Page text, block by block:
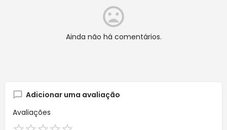
Ainda não há comentários.
Adicionar uma avaliação
Avaliações